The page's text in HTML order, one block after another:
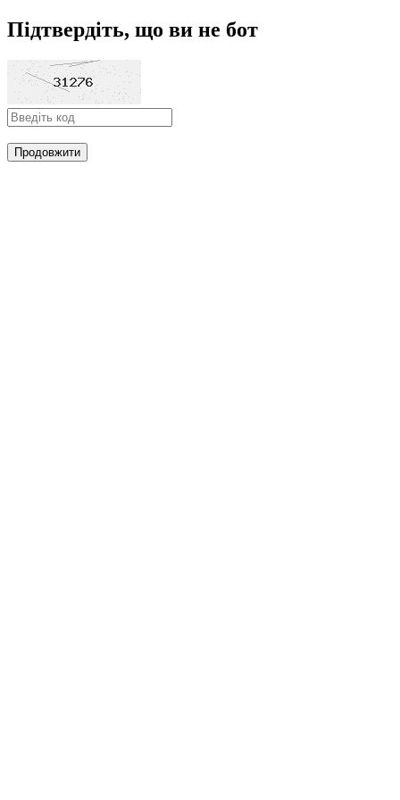
Підтвердіть, що ви не бот
Продовжити